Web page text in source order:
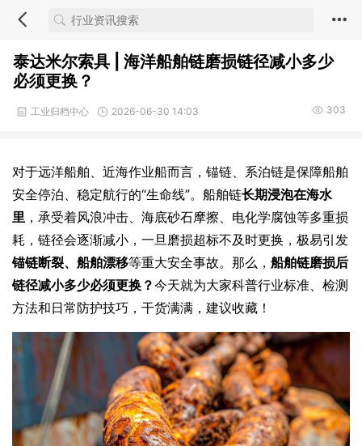
泰达米尔索具 | 海洋船舶链磨损链径减小多少
必须更换？
工业归档中心 2026-06-30 14:03 303
对于远洋船舶、近海作业船而言，锚链、系泊链是保障船舶
安全停泊、稳定航行的“生命线”。船舶链长期浸泡在海水
里 ，承受着风浪冲击、海底砂石摩擦、电化学腐蚀等多重损
耗，链径会逐渐减小，一旦磨损超标不及时更换，极易引发
锚链断裂、船舶漂移等重大安全事故。那么， 船舶链磨损后
链径减小多少必须更换？今天就为大家科普行业标准、检测
方法和日常防护技巧，干货满满，建议收藏！